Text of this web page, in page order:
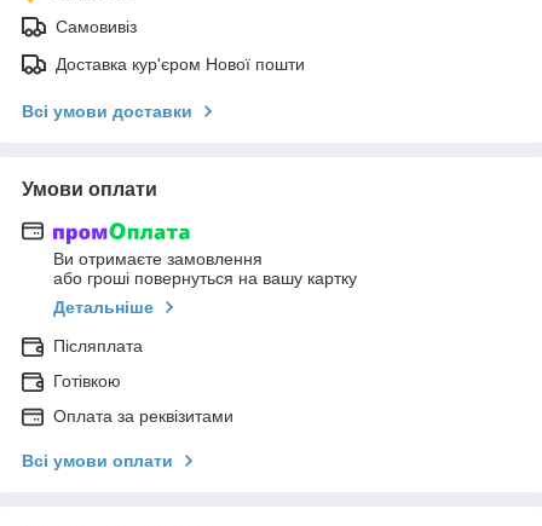
Самовивіз
Доставка кур'єром Нової пошти
Всі умови доставки
Умови оплати
Ви отримаєте замовлення
або гроші повернуться на вашу картку
Детальніше
Післяплата
Готівкою
Оплата за реквізитами
Всі умови оплати